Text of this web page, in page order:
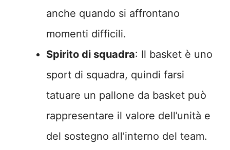
anche quando si affrontano
momenti difficili.
Spirito di squadra: Il basket è uno
sport di squadra, quindi farsi
tatuare un pallone da basket può
rappresentare il valore dell’unità e
del sostegno all’interno del team.